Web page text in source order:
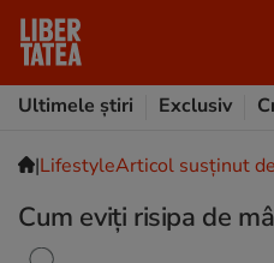
Ultimele știri
Exclusiv
|LifestyleArticol susținut
Cum eviți risipa de